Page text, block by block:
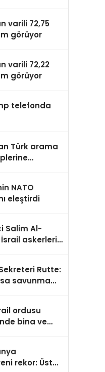
varili 72,75
görüyor
varili 72,22
görüyor
telefonda
Türk arama
NATO
eleştirdi
Salim Al-
askerleri
Rutte:
savunma
ordusu
bina ve
rekor: Üst